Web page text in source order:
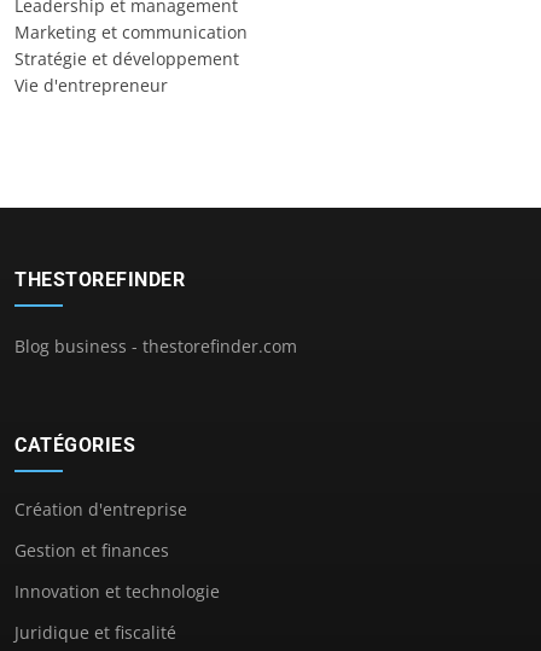
Leadership et management
Marketing et communication
Stratégie et développement
Vie d'entrepreneur
THESTOREFINDER
Blog business - thestorefinder.com
CATÉGORIES
Création d'entreprise
Gestion et finances
Innovation et technologie
Juridique et fiscalité